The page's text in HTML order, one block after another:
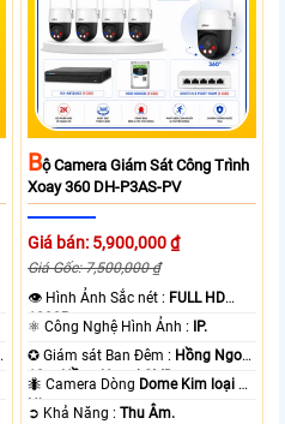
BỘ Camera Giám Sát Công Trình
Xoay 360 DH-P3AS-PV
Giá bán: 5,900,000 ₫
Giá Gốc: 7,500,000 ₫
👁 Hình Ảnh Sắc nét : FULL HD
1080P .
⚛️ Công Nghệ Hình Ảnh :
IP.
✪ Giám sát Ban Đêm : Hồng Ngoại
10m Hồng Ngoại SMD.
🐜 Camera Dòng Dome Kim loại +
Nhựa.
️➲ Khả Năng :Thu Âm.